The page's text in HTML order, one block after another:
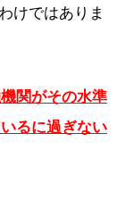
けではありま
関がその水準
るに過ぎない